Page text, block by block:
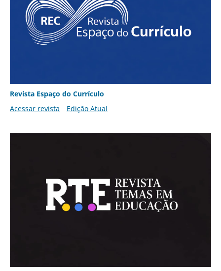
Revista Espaço do Currículo
Acessar revista
Edição Atual